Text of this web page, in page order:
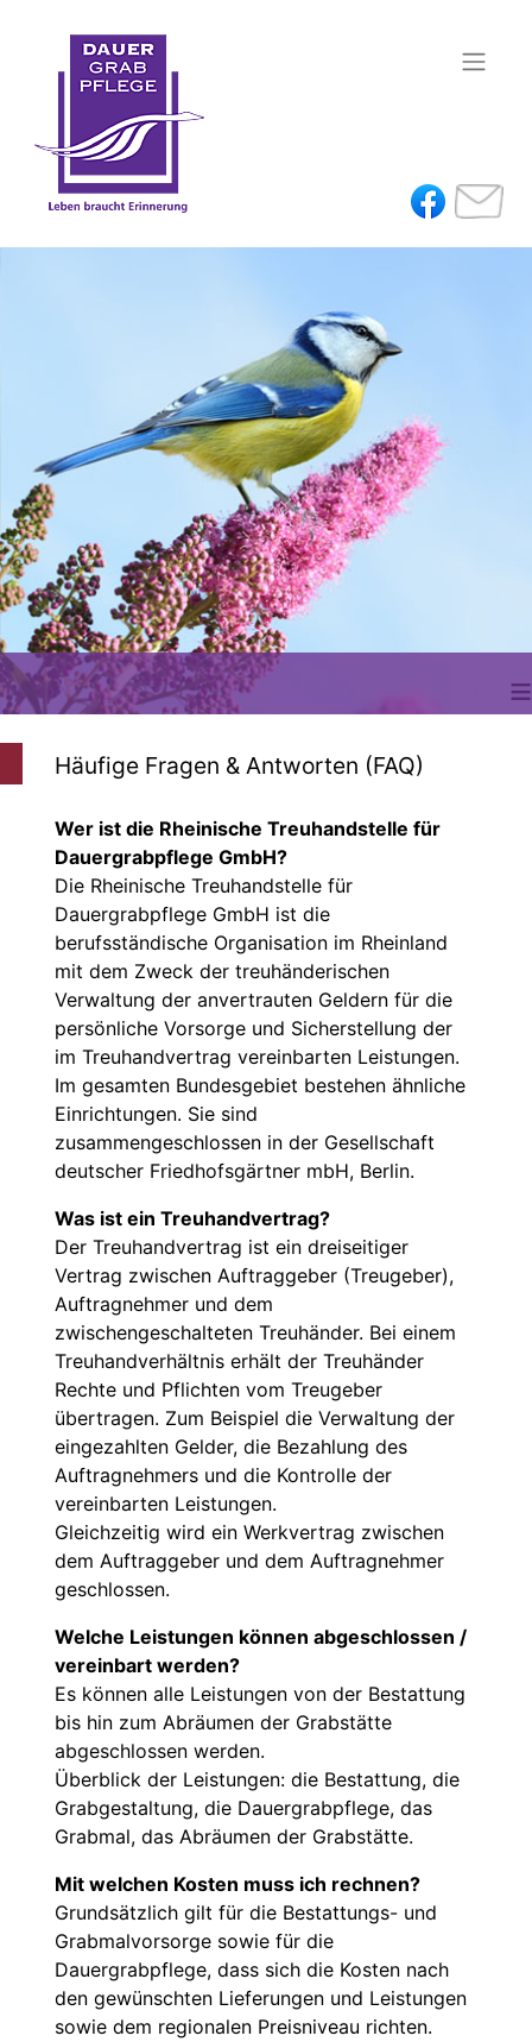
≡
Häufige Fragen & Antworten (FAQ)
Wer ist die Rheinische Treuhandstelle für
Dauergrabpflege GmbH?
Die Rheinische Treuhandstelle für
Dauergrabpflege GmbH ist die
berufsständische Organisation im Rheinland
mit dem Zweck der treuhänderischen
Verwaltung der anvertrauten Geldern für die
persönliche Vorsorge und Sicherstellung der
im Treuhandvertrag vereinbarten Leistungen.
Im gesamten Bundesgebiet bestehen ähnliche
Einrichtungen. Sie sind
zusammengeschlossen in der Gesellschaft
deutscher Friedhofsgärtner mbH, Berlin.
Was ist ein Treuhandvertrag?
Der Treuhandvertrag ist ein dreiseitiger
Vertrag zwischen Auftraggeber (Treugeber),
Auftragnehmer und dem
zwischengeschalteten Treuhänder. Bei einem
Treuhandverhältnis erhält der Treuhänder
Rechte und Pflichten vom Treugeber
übertragen. Zum Beispiel die Verwaltung der
eingezahlten Gelder, die Bezahlung des
Auftragnehmers und die Kontrolle der
vereinbarten Leistungen.
Gleichzeitig wird ein Werkvertrag zwischen
dem Auftraggeber und dem Auftragnehmer
geschlossen.
Welche Leistungen können abgeschlossen /
vereinbart werden?
Es können alle Leistungen von der Bestattung
bis hin zum Abräumen der Grabstätte
abgeschlossen werden.
Überblick der Leistungen: die Bestattung, die
Grabgestaltung, die Dauergrabpflege, das
Grabmal, das Abräumen der Grabstätte.
Mit welchen Kosten muss ich rechnen?
Grundsätzlich gilt für die Bestattungs- und
Grabmalvorsorge sowie für die
Dauergrabpflege, dass sich die Kosten nach
den gewünschten Lieferungen und Leistungen
sowie dem regionalen Preisniveau richten.